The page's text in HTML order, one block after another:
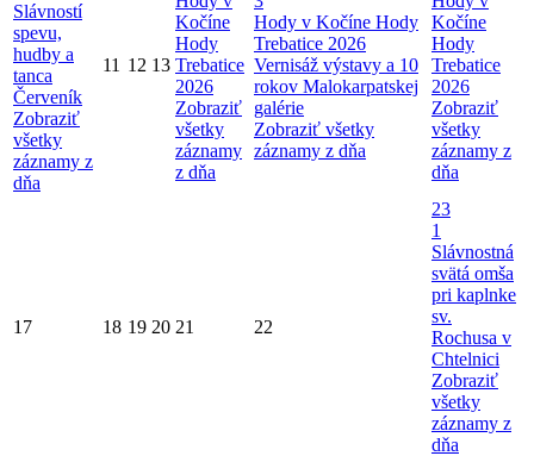
Slávností
spevu,
hudby a
tanca
Červeník
Zobraziť
všetky
záznamy z
dňa
11 12 13
Kočíne
Hody
Trebatice
2026
Zobraziť
všetky
záznamy
z dňa
Hody v Kočíne Hody
Trebatice 2026
Vernisáž výstavy a 10
rokov Malokarpatskej
galérie
Zobraziť všetky
záznamy z dňa
Kočíne
Hody
Trebatice
2026
Zobraziť
všetky
záznamy z
dňa
17 18 19 20 21 22
23
1
Slávnostná
svätá omša
pri kaplnke
sv.
Rochusa v
Chtelnici
Zobraziť
všetky
záznamy z
dňa